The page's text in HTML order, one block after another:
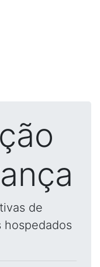
de
hospedados